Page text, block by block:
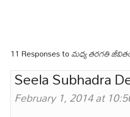
11 Responses toమధ్య తరగతి
Seela Subhadra
February 1, 2014 at